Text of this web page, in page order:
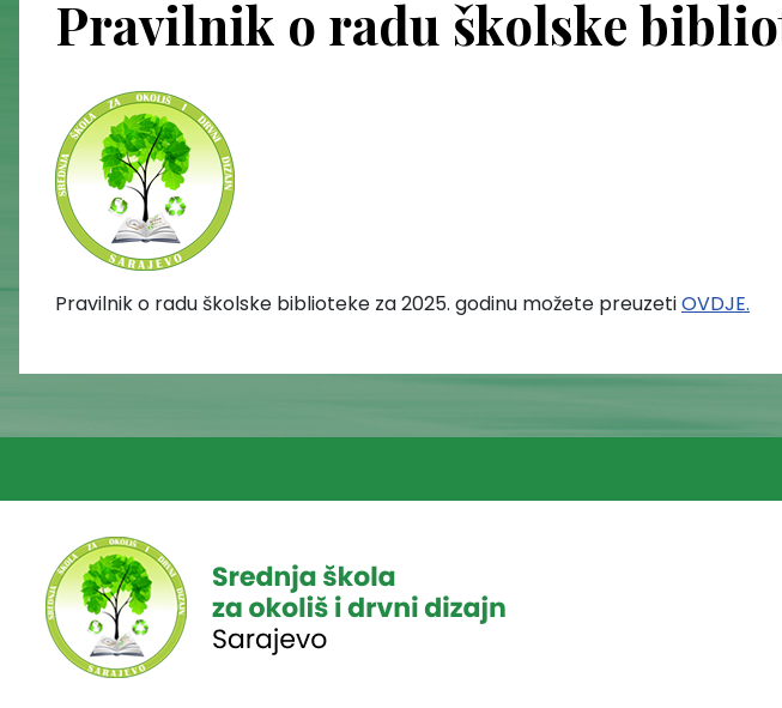
Pravilnik o radu školske
Pravilnik o radu školske biblioteke za 2025. godinu možete preuzetiOVDJE.